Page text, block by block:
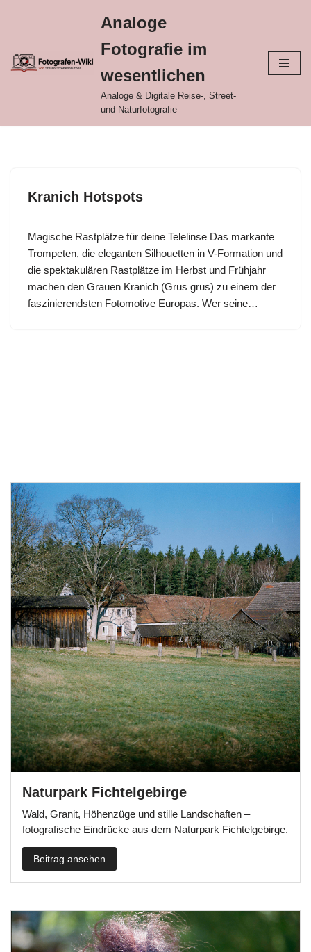
Inhalt
springen
Analoge
Fotografie im
wesentlichen
Analoge & Digitale Reise-, Street-
und Naturfotografie
Kranich Hotspots
Magische Rastplätze für deine Telelinse Das markante
Trompeten, die eleganten Silhouetten in V-Formation und
die spektakulären Rastplätze im Herbst und Frühjahr
machen den Grauen Kranich (Grus grus) zu einem der
faszinierendsten Fotomotive Europas. Wer seine…
Naturpark Fichtelgebirge
Wald, Granit, Höhenzüge und stille Landschaften –
fotografische Eindrücke aus dem Naturpark Fichtelgebirge.
Beitrag ansehen